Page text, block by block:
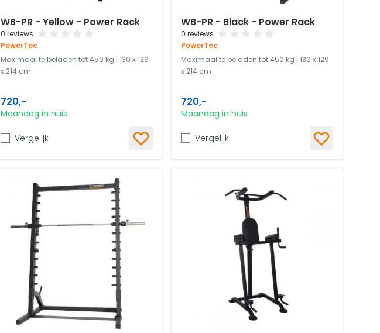
0 reviews
WB-PR - Yellow - Power Rack
PowerTec
Maximaal te beladen tot 450 kg | 130 x 129
x 214 cm
720,-
Maandag in huis
Vergelijk
0 reviews
WB-PR - Black - Power Rack
PowerTec
Maximaal te beladen tot 450 kg | 130 x 129
x 214 cm
720,-
Maandag in huis
Vergelijk